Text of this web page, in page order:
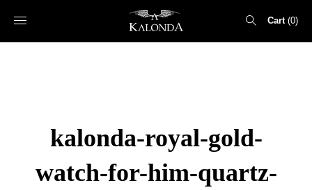
Cart 0
kalonda-royal-gold-
watch-for-him-quartz-